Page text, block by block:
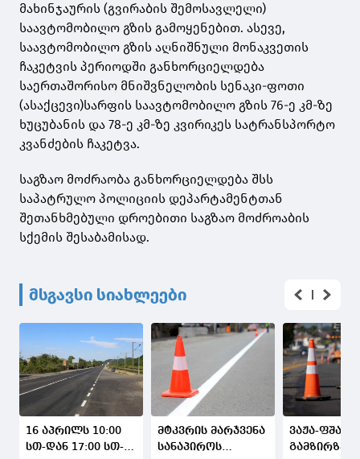
მახინჯაურის (გვირაბის შემოსავლელი)
საავტომობილო გზის გამოყენებით. ასევე,
საავტომობილო გზის აღნიშნული მონაკვეთის
ჩაკეტვის პერიოდში განხორციელდება
საერთაშორისო მნიშვნელობის სენაკი-ფოთი
(ასაქცევი)სარფის საავტომობილო გზის 76-ე კმ-ზე
ხუცუბანის და 78-ე კმ-ზე კვირიკეს სატრანსპორტო
კვანძების ჩაკეტვა.
საგზაო მოძრაობა განხორციელდება შსს
საპატრულო პოლიციის დეპარტამენტთან
შეთანხმებული დროებითი საგზაო მოძროაბის
სქემის შესაბამისად.
მსგავსი სიახლეები
16 აპრილს 10:00
სთ-დან 17:00 სთ-
მტკვრის მარჯვენა
სანაპიროს
ვაჟა-
გამზირზე